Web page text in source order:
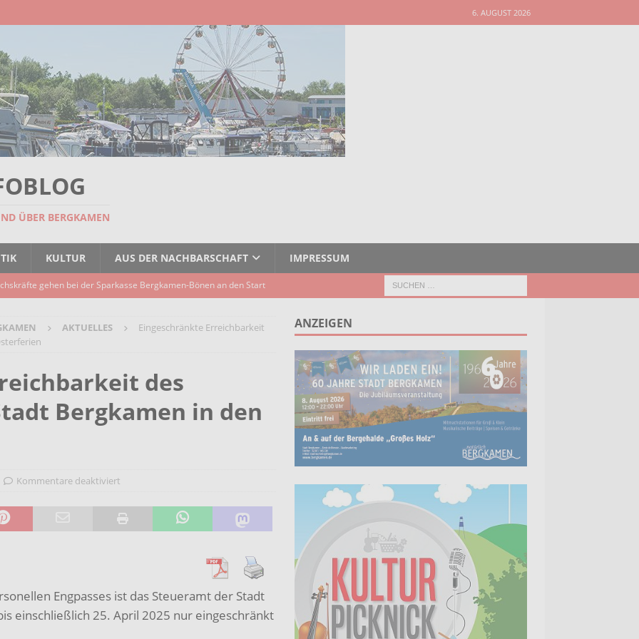
6. AUGUST 2026
ÜBER BERGKAMEN
KULTUR AUS DER NACHBARSCHAFT IMPRESSUM
gehen bei der Sparkasse Bergkamen-Bönen an den Start
Seele und Slide-Gitarre: Saisonstart des Sparkassen GRAND
für 13 Nachwuchskräfte der Stadt Bergkamen
in den Bädern der GSW Wasserwelt ab Donnerstag wieder
AKTUELLES
Eingeschränkte Erreichbarkeit
des
Bergkamen in den
Kommentare deaktiviert
Engpasses ist das Steueramt der Stadt
einschließlich 25. April 2025 nur eingeschränkt
ANZEIGEN